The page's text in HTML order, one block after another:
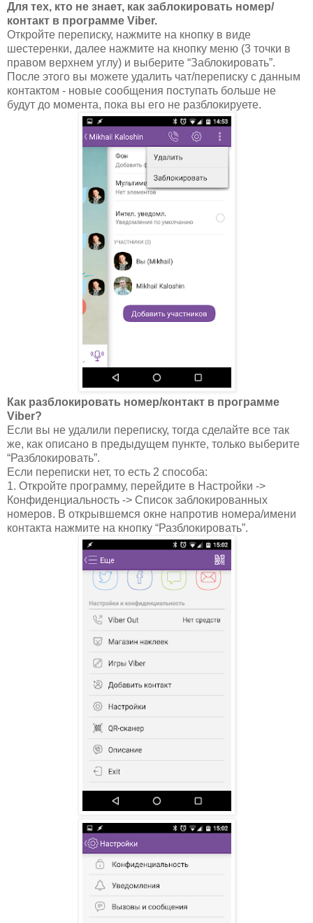
Для тех, кто не знает, как заблокировать номер/
контакт в программе Viber.
Откройте переписку, нажмите на кнопку в виде
шестеренки, далее нажмите на кнопку меню (3 точки в
правом верхнем углу) и выберите “Заблокировать”.
После этого вы можете удалить чат/переписку с данным
контактом - новые сообщения поступать больше не
будут до момента, пока вы его не разблокируете.
Как разблокировать номер/контакт в программе
Viber?
Если вы не удалили переписку, тогда сделайте все так
же, как описано в предыдущем пункте, только выберите
“Разблокировать”.
Если переписки нет, то есть 2 способа:
1. Откройте программу, перейдите в Настройки ->
Конфиденциальность -> Список заблокированных
номеров. В открывшемся окне напротив номера/имени
контакта нажмите на кнопку “Разблокировать”.